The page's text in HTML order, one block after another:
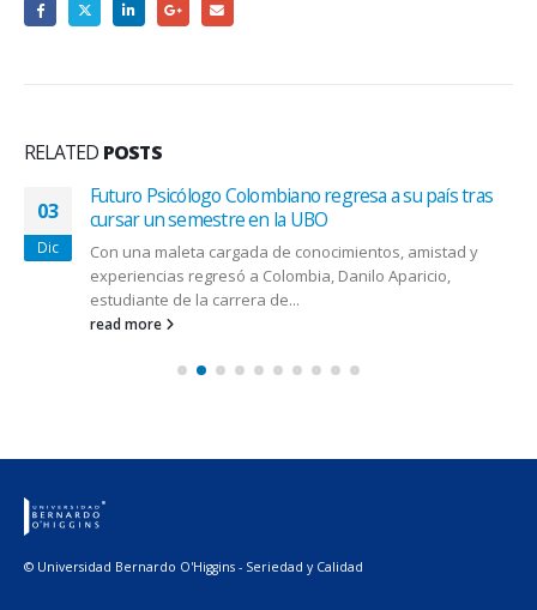
RELATED POSTS
03
Dic
Futuro Psicólogo Colombiano regresa a su país tras
cursar un semestre en la UBO
Con una maleta cargada de conocimientos, amistad y
experiencias regresó a Colombia, Danilo Aparicio,
estudiante de la carrera de...
read more
© Universidad Bernardo O'Higgins - Seriedad y Calidad